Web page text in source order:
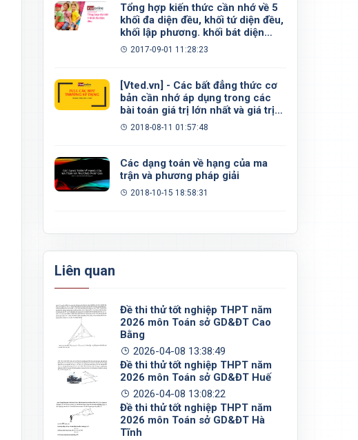
Tổng hợp kiến thức cần nhớ về 5
khối đa diện đều, khối tứ diện đều,
khối lập phương. khối bát diện
đều, khối 12 mặt đều, khối 20 mặt
2017-09-01 11:28:23
[Vted.vn] - Các bất đẳng thức cơ
bản cần nhớ áp dụng trong các
bài toán giá trị lớn nhất và giá trị
nhỏ nhất
2018-08-11 01:57:48
Các dạng toán về hạng của ma
trận và phương pháp giải
2018-10-15 18:58:31
Liên quan
Đề thi thử tốt nghiệp THPT năm
2026 môn Toán sở GD&ĐT Cao
Bằng
2026-04-08 13:38:49
Đề thi thử tốt nghiệp THPT năm
2026 môn Toán sở GD&ĐT Huế
2026-04-08 13:08:22
Đề thi thử tốt nghiệp THPT năm
2026 môn Toán sở GD&ĐT Hà
Tĩnh